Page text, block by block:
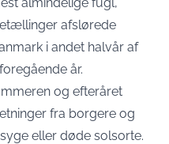
afslørede
i andet halvår af
år.
og efteråret
fra borgere og
eller døde solsorte.